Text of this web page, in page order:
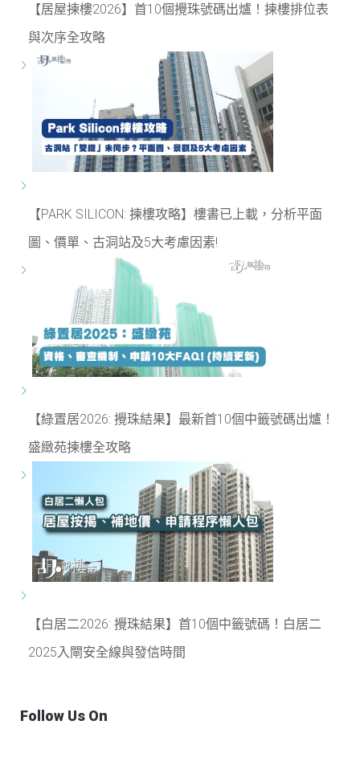
【居屋揀樓2026】首10個攪珠號碼出爐！揀樓排位表
與次序全攻略
【PARK SILICON: 揀樓攻略】樓書已上載，分析平面
圖、價單、古洞站及5大考慮因素!
【綠置居2026: 攪珠結果】最新首10個中籤號碼出爐！
盛緻苑揀樓全攻略
【白居二2026: 攪珠結果】首10個中籤號碼！白居二
2025入閘安全線與發信時間
Follow Us On